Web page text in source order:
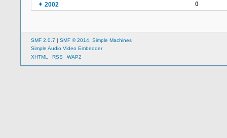
2002
0
SMF 2.0.7 | SMF © 2014 Simple Machines
Simple Audio Video Embedder
XHTML
RSS WAP2